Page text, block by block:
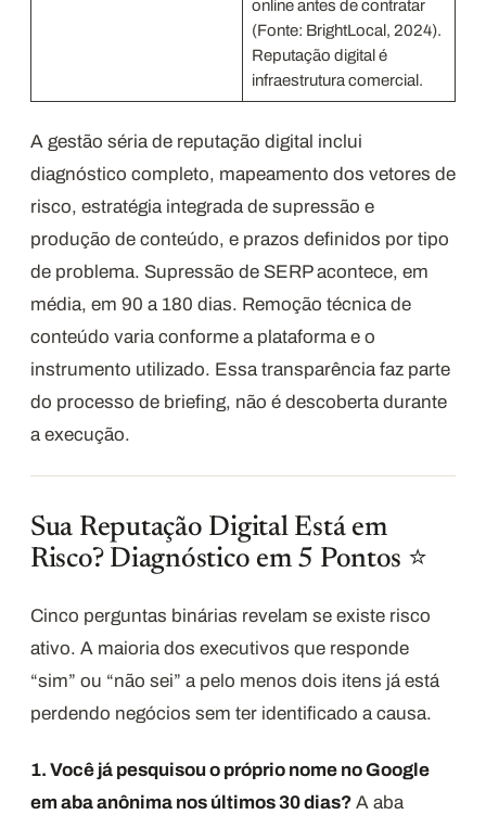
online antes de contratar
(Fonte: BrightLocal, 2024).
Reputação digital é
infraestrutura comercial.
A gestão séria de reputação digital inclui
diagnóstico completo, mapeamento dos vetores de
risco, estratégia integrada de supressão e
produção de conteúdo, e prazos definidos por tipo
de problema. Supressão de SERP acontece, em
média, em 90 a 180 dias. Remoção técnica de
conteúdo varia conforme a plataforma e o
instrumento utilizado. Essa transparência faz parte
do processo de briefing, não é descoberta durante
a execução.
Sua Reputação Digital Está em
Risco? Diagnóstico em 5 Pontos ⭐
Cinco perguntas binárias revelam se existe risco
ativo. A maioria dos executivos que responde
“sim” ou “não sei” a pelo menos dois itens já está
perdendo negócios sem ter identificado a causa.
1. Você já pesquisou o próprio nome no Google
em aba anônima nos últimos 30 dias? A aba